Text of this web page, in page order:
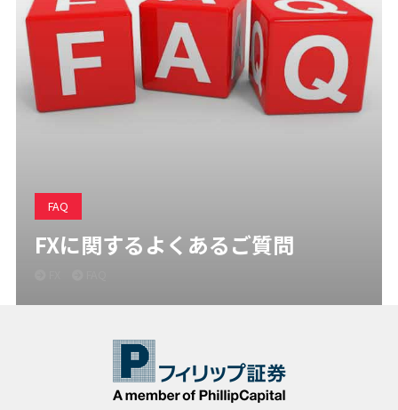
FAQ
FXに関するよくあるご質問